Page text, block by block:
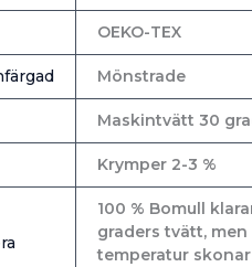
OEKO-TEX
Mönstrade
Maskintvätt 30
Krymper 2-3 %
100 % Bomull
graders tvätt,
temperatur